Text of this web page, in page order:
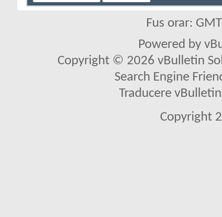
Fus orar:
Powered by
Copyright © 2026 vBulletin
Search Engine
Traducere
Copyright